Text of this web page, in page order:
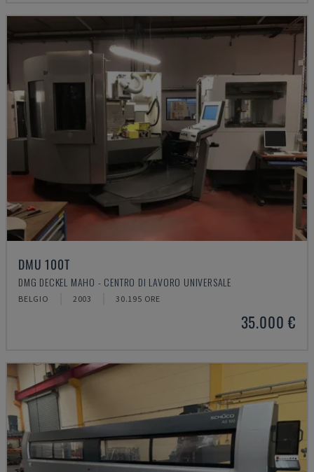
DMU 100T
DMG DECKEL MAHO - CENTRO DI LAVORO UNIVERSALE
BELGIO 2003 30.195 ORE
35.000 €